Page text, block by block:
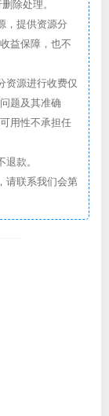
除处理。
，提供资源分
益保障，也不
资源进行收费仅
题及其准确
用性不承担任
款。
请联系我们会第